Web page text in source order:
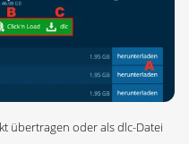
übertragen oder als dlc-Datei